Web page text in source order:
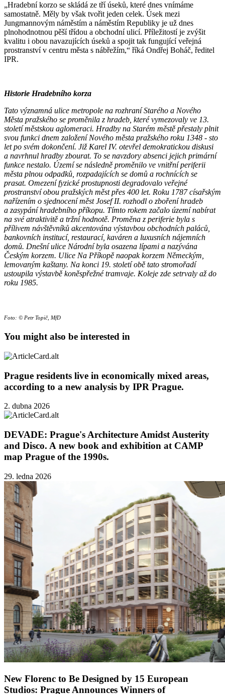
„Hradební korzo se skládá ze tří úseků, které dnes vnímáme
samostatně. Měly by však tvořit jeden celek. Úsek mezi
Jungmannovým náměstím a náměstím Republiky je už dnes
plnohodnotnou pěší třídou a obchodní ulicí. Příležitostí je zvýšit
kvalitu i obou navazujících úseků a spojit tak fungující veřejná
prostranství v centru města s nábřežím,“ říká Ondřej Boháč, ředitel
IPR.
Historie Hradebního korza
Tato významná ulice metropole na rozhraní Starého a Nového
Města pražského se proměnila z hradeb, které vymezovaly ve 13.
století městskou aglomeraci. Hradby na Starém městě přestaly plnit
svou funkci dnem založení Nového města pražského roku 1348 - sto
let po svém dokončení. Již Karel IV. otevřel demokratickou diskusi
a navrhnul hradby zbourat. To se navzdory absenci jejich primární
funkce nestalo. Území se následně proměnilo ve vnitřní periferii
města plnou odpadků, rozpadajících se domů a rochnících se
prasat. Omezení fyzické prostupnosti degradovalo veřejné
prostranství obou pražských měst přes 400 let. Roku 1787 císařským
nařízením o sjednocení měst Josef II. rozhodl o zboření hradeb
a zasypání hradebního příkopu. Tímto rokem začalo území nabírat
na své atraktivitě a tržní hodnotě. Proměna z periferie byla s
přílivem návštěvníků akcentována výstavbou obchodních paláců,
bankovních institucí, restaurací, kaváren a luxusních nájemních
domů. Dnešní ulice Národní byla osazena lípami a nazývána
Českým korzem. Ulice Na Příkopě naopak korzem Německým,
lemovaným kaštany. Na konci 19. století obě tato stromořadí
ustoupila výstavbě koněspřežné tramvaje. Koleje zde setrvaly až do
roku 1985.
Foto: © Petr Topič, MfD
You might also be interested in
Prague residents live in economically mixed areas,
according to a new analysis by IPR Prague.
2. dubna 2026
DEVADE: Prague's Architecture Amidst Austerity
and Disco. A new book and exhibition at CAMP
map Prague of the 1990s.
29. ledna 2026
New Florenc to Be Designed by 15 European
Studios: Prague Announces Winners of